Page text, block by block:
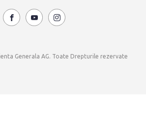
Generala AG. Toate Drepturile rezervate